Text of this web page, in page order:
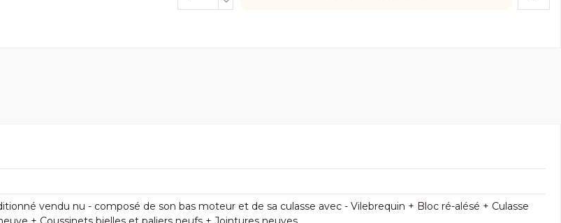
vendu nu - composé de son bas moteur et de sa culasse avec - Vilebrequin + Bloc ré-alésé + Culasse